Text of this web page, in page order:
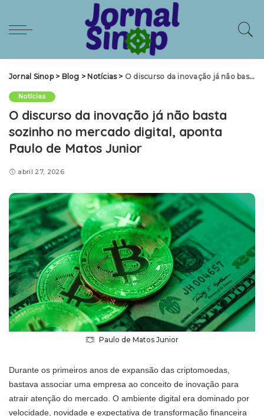
Jornal Sinop> Blog > Notícias> O discurso da inovação já não basta sozinho no mercado digital, aponta Paulo de Matos Junior
Notícias
O discurso da inovação já não basta
sozinho no mercado digital, aponta
Paulo de Matos Junior
abril 27, 2026
Paulo de Matos Junior
Durante os primeiros anos de expansão das criptomoedas,
bastava associar uma empresa ao conceito de inovação para
atrair atenção do mercado. O ambiente digital era dominado por
velocidade, novidade e expectativa de transformação financeira